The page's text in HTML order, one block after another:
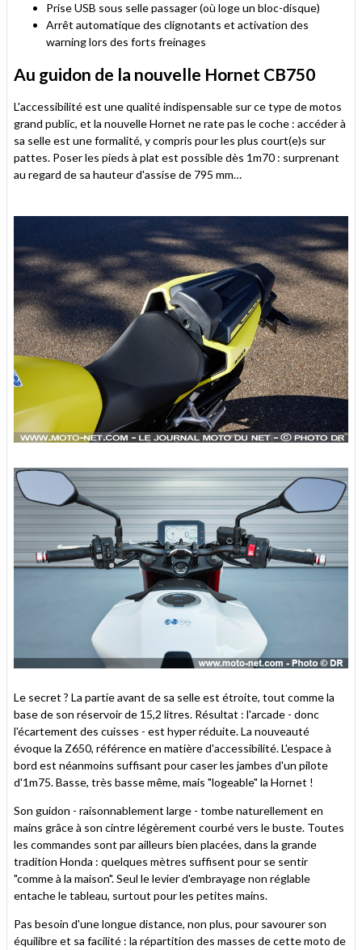
Prise USB sous selle passager (où loge un bloc-disque)
Arrêt automatique des clignotants et activation des
warning lors des forts freinages
Au guidon de la nouvelle Hornet CB750
L'accessibilité est une qualité indispensable sur ce type de motos
grand public, et la nouvelle Hornet ne rate pas le coche : accéder à
sa selle est une formalité, y compris pour les plus court(e)s sur
pattes. Poser les pieds à plat est possible dès 1m70 : surprenant
au regard de sa hauteur d'assise de 795 mm…
Le secret ? La partie avant de sa selle est étroite, tout comme la
base de son réservoir de 15,2 litres. Résultat : l'arcade - donc
l'écartement des cuisses - est hyper réduite. La nouveauté
évoque la Z650, référence en matière d'accessibilité. L'espace à
bord est néanmoins suffisant pour caser les jambes d'un pilote
d'1m75. Basse, très basse même, mais "logeable" la Hornet !
Son guidon - raisonnablement large - tombe naturellement en
mains grâce à son cintre légèrement courbé vers le buste. Toutes
les commandes sont par ailleurs bien placées, dans la grande
tradition Honda : quelques mètres suffisent pour se sentir
"comme à la maison". Seul le levier d'embrayage non réglable
entache le tableau, surtout pour les petites mains.
Pas besoin d'une longue distance, non plus, pour savourer son
équilibre et sa facilité : la répartition des masses de cette moto de